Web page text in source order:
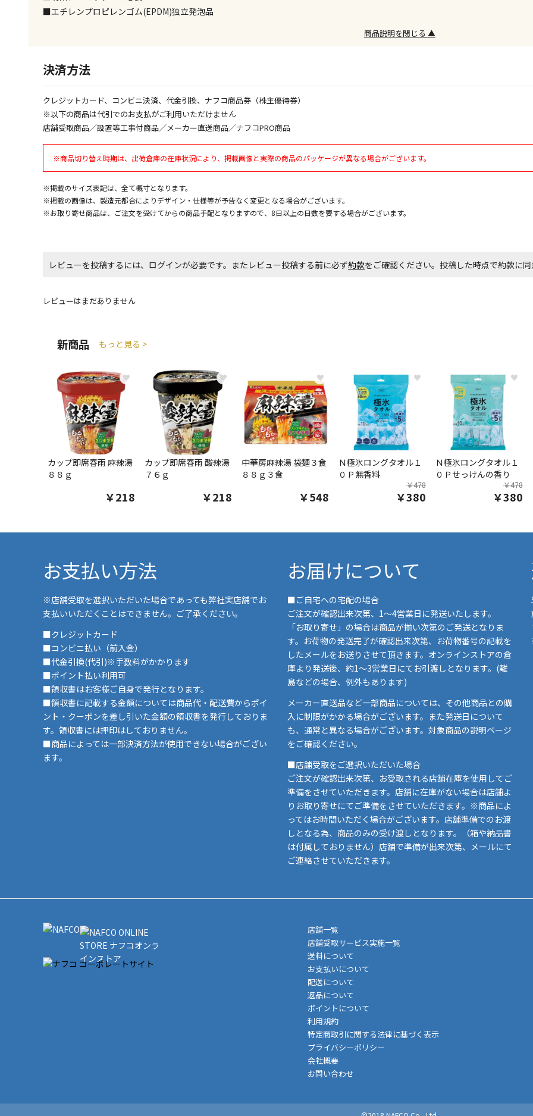
お見積商品
ます。
■エチレンプロピレンゴム(EPDM)独立発泡品
商品説明を閉じる ▲
決済方法
クレジットカード、コンビニ決済、代金引換、ナフコ商品券（株主優待券）
※以下の商品は代引でのお支払がご利用いただけません
店舗受取商品／設置等工事付商品／メーカー直送商品／ナフコPRO商品
※商品切り替え時期は、出荷倉庫の在庫状況により、掲載画像と実際の商品のパッケージが異なる場合がございます。
※掲載のサイズ表記は、全て概寸となります。
※掲載の画像は、製造元都合によりデザイン・仕様等が予告なく変更となる場合がございます。
※お取り寄せ商品は、ご注文を受けてからの商品手配となりますので、8日以上の日数を要する場合がございます。
レビューを投稿するには、ログインが必要です。またレビュー投稿する前に必ず約款をご確認ください。投稿した時点で約款
レビューはまだありません
新商品 もっと見る >
♥
カップ即席春雨 麻辣湯
８８ｇ
￥218
♥
カップ即席春雨 酸辣湯
７６ｇ
￥218
♥
中華房麻辣湯 袋麺３食
８８ｇ３食
￥548
♥
Ｎ極氷ロングタオル１
０Ｐ無香料
￥478
￥380
♥
Ｎ極氷ロングタオル１
０Ｐせっけんの香り
￥478
￥380
お支払い方法
※店舗受取を選択いただいた場合であっても弊社実店舗でお
支払いいただくことはできません。ご了承ください。
■クレジットカード
■コンビニ払い（前入金）
■代金引換(代引)※手数料がかかります
■ポイント払い利用可
■領収書はお客様ご自身で発行となります。
■領収書に記載する金額については商品代・配送費からポイ
ント・クーポンを差し引いた金額の領収書を発行しておりま
す。領収書には押印はしておりません。
■商品によっては一部決済方法が使用できない場合がござい
ます。
お届けについて
■ご自宅への宅配の場合
ご注文が確認出来次第、1～4営業日に発送いたします。
「お取り寄せ」の場合は商品が揃い次第のご発送となりま
す。お荷物の発送完了が確認出来次第、お荷物番号の記載を
したメールをお送りさせて頂きます。オンラインストアの倉
庫より発送後、約1～3営業日にてお引渡しとなります。(離
島などの場合、例外もあります)
メーカー直送品など一部商品については、その他商品との購
入に制限がかかる場合がございます。また発送日について
も、通常と異なる場合がございます。対象商品の説明ページ
をご確認ください。
■店舗受取をご選択いただいた場合
ご注文が確認出来次第、お受取される店舗在庫を使用してご
準備をさせていただきます。店舗に在庫がない場合は店舗よ
りお取り寄せにてご準備をさせていただきます。※商品によ
ってはお時間いただく場合がございます。店舗準備でのお渡
しとなる為、商品のみの受け渡しとなります。（箱や納品書
は付属しておりません）店舗で準備が出来次第、メールにて
ご連絡させていただきます。
店舗一覧
店舗受取サービス実施一覧
送料について
お支払いについて
配送について
返品について
ポイントについて
利用規約
特定商取引に関する法律に基づく表示
プライバシーポリシー
会社概要
お問い合わせ